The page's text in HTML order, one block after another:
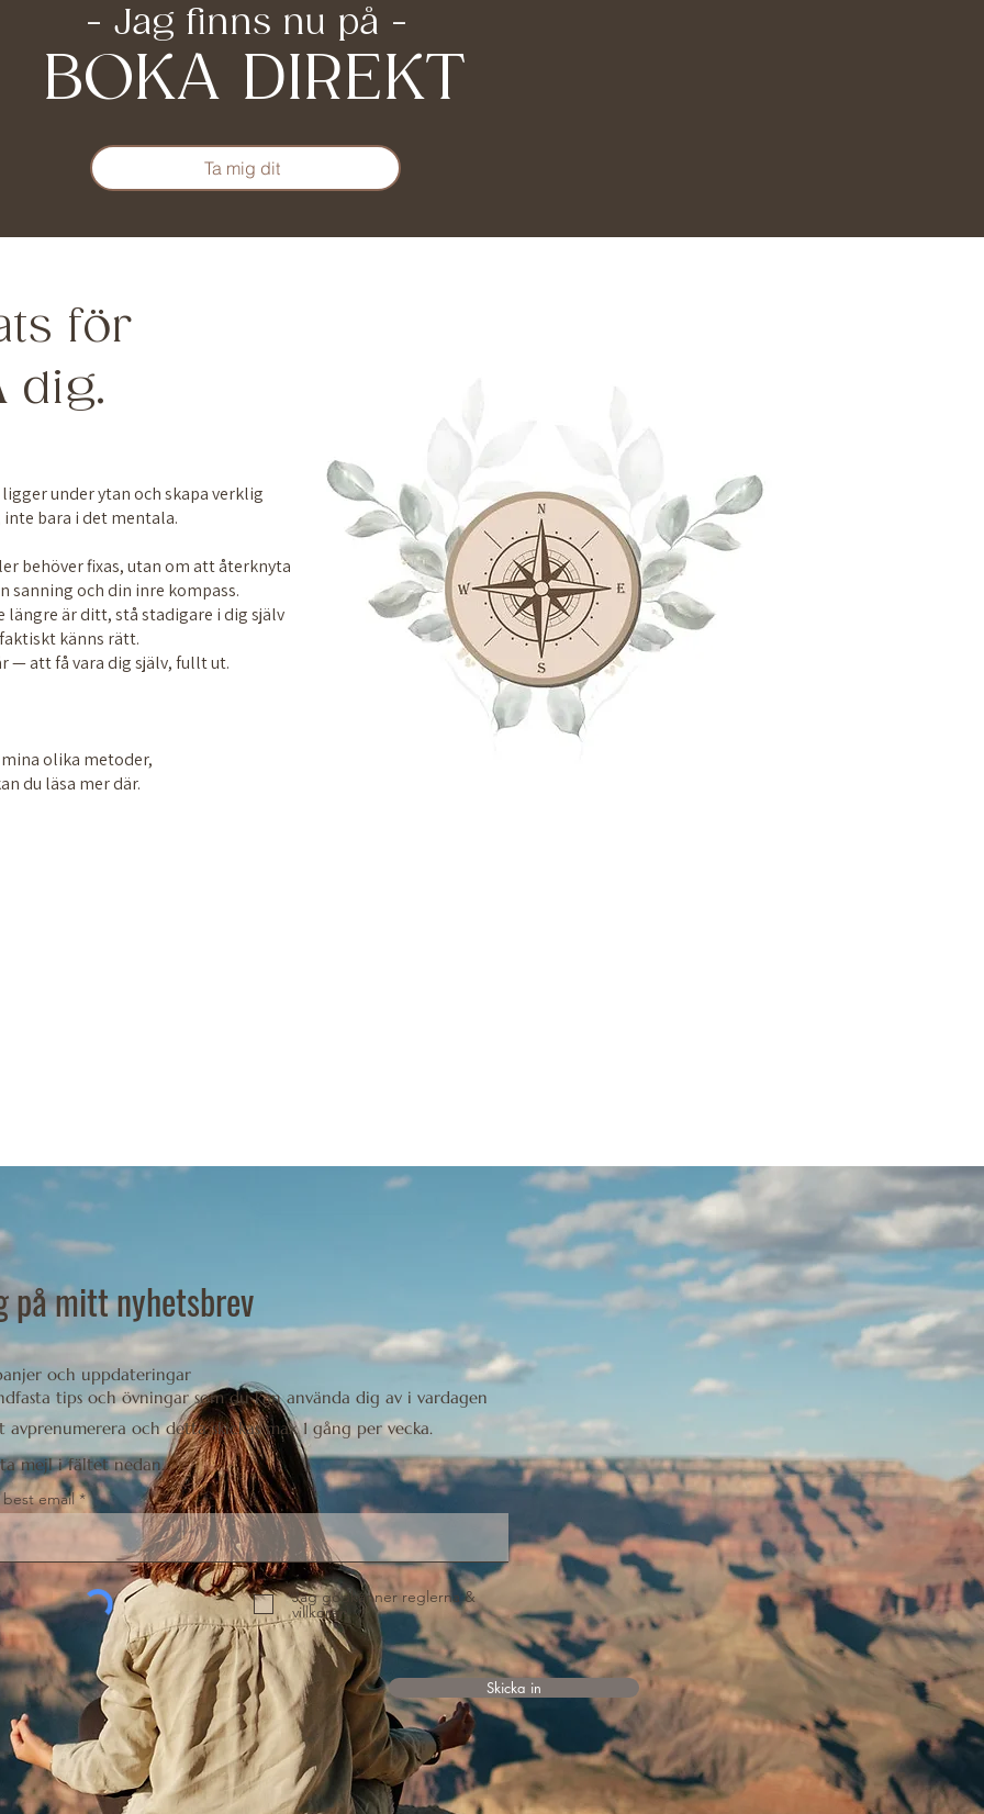
- Jag finns nu på -
BOKA DIREKT
Ta mig dit
för
dig. ​
under ytan och skapa verklig
bara i det mentala.
behöver fixas, utan om att återknyta
och din inre kompass.
längre är ditt, stå stadigare i dig själv
känns rätt.
— att få vara dig själv, fullt ut.
olika metoder,
du läsa mer där.
på mitt nyhetsbrev
och uppdateringar
tips och övningar som du kan använda dig av i vardagen
avprenumerera och detta skickas max 1 gång per vecka.
mejl i fältet nedan.
best email
Jag godkänner reglerna &
villkoren
Skicka in